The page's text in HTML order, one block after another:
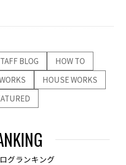
BLOG
HOW TO
HOUSE WORKS
グランキング